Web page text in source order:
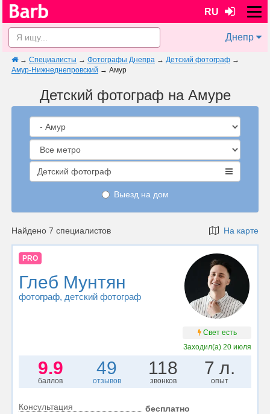
RU
Днепр
→ Специалисты → Фотографы Днепра → Детский фотограф →
Амур-Нижнеднепровский → Амур
Детский фотограф на Амуре
Детский фотограф
Выезд на дом
Найдено 7 специалистов На карте
PRO
Глеб Мунтян
фотограф, детский фотограф
Свет есть
Заходил(а) 20 июля
9.9
баллов
49
отзывов
118
звонков
7 л.
опыт
Консультация бесплатно